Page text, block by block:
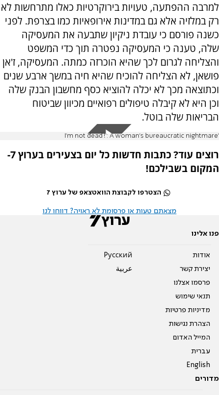
למרבה ההפתעה, טעויות בירוקרטיות כאלו מתרחשות לא
רק במלזיה אלא גם במדינות אירופאיות כמו בצרפת. לפני
כשנה פורסם כי עובדת ניקיון שתבעה את המעסיקה
שלה, טענה כי המעסיקה נפטרה תוך כדי המשפט
והצליחה לגרום לכך שהיא הוכרזה כמתה. המעסיקה, ז'אן
פושאן, לא הצליחה להוכיח שהיא חיה במשך ארבע שנים
וכתוצאה מכך לא יכלה להוציא כסף מחשבון הבנק שלה
וכן היא לא קיבלה טיפולים רפואיים מכיוון שביטוח
הבריאות שלה בוטל.
'I'm not dead!': A woman's bureaucratic nightmare
רוצים עוד? כתבות חדשות כל יום בצעירים בערוץ 7-
המקום בשבילכם!
הצטרפו לקבוצת הוואטצאפ של ערוץ 7
מצאתם טעות או פרסומת לא ראויה? דווחו לנו
פנו אלינו
אודות
יצירת קשר
פרסמו אצלנו
תנאי שימוש
מדיניות פרטיות
הצהרת נגישות
המייל האדום
עברית
English
Pусский
عربية
מדורים